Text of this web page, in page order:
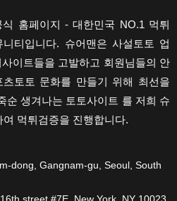
식 홈페이지 - 대한민국 NO.1 먹튀
니티입니다. 슈어맨은 사설토토 업
이트들을 고발하고 회원님들의 안
츠토토 문화를 만들기 위해 최선을
순 생겨나는 토토사이트 를 저희 슈
먹튀검증을 진행합니다.
dong, Gangnam-gu, Seoul, South